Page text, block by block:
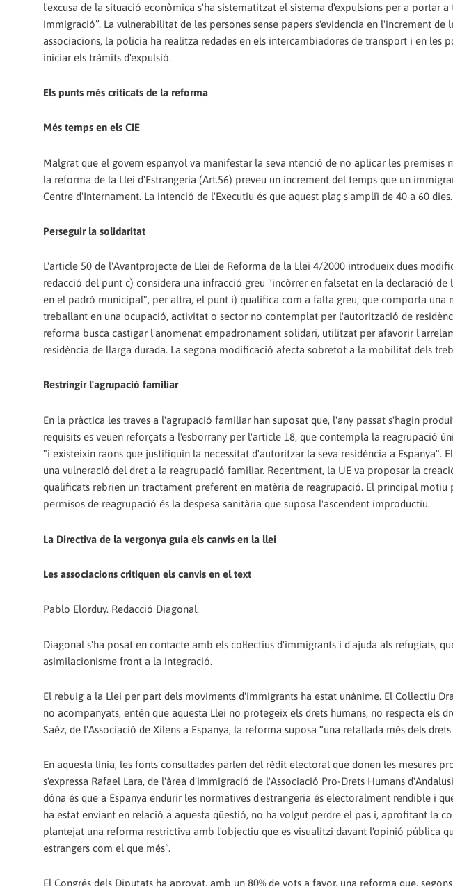
l'excusa de la situació econòmica s'ha sistematitzat el sistema d'expulsions per a portar
immigració”. La vulnerabilitat de les persones sense papers s'evidencia en l'increment de
associacions, la policia ha realitza redades en els intercambiadores de transport i en les
iniciar els tràmits d'expulsió.
Els punts més criticats de la reforma
Més temps en els CIE
Malgrat que el govern espanyol va manifestar la seva ntenció de no aplicar les premises
la reforma de la Llei d'Estrangeria (Art.56) preveu un increment del temps que un
Centre d'Internament. La intenció de l'Executiu és que aquest plaç s'ampliï de 40 a 60 dies.
Perseguir la solidaritat
L'article 50 de l'Avantprojecte de Llei de Reforma de la Llei 4/2000 introdueix dues
redacció del punt c) considera una infracció greu "incòrrer en falsetat en la declaració
en el padró municipal", per altra, el punt i) qualifica com a falta greu, que comporta una
treballant en una ocupació, activitat o sector no contemplat per l'autorització de
reforma busca castigar l'anomenat empadronament solidari, utilitzat per afavorir
residència de llarga durada. La segona modificació afecta sobretot a la mobilitat dels
Restringir l'agrupació familiar
En la pràctica les traves a l'agrupació familiar han suposat que, l'any passat s'hagin
requisits es veuen reforçats a l'esborrany per l'article 18, que contempla la reagrupació
"i existeixin raons que justifiquin la necessitat d'autoritzar la seva residència a Espanya".
una vulneració del dret a la reagrupació familiar. Recentment, la UE va proposar la
qualificats rebrien un tractament preferent en matèria de reagrupació. El principal motiu
permisos de reagrupació és la despesa sanitària que suposa l'ascendent improductiu.
La Directiva de la vergonya guia els canvis en la llei
Les associacions critiquen els canvis en el text
Pablo Elorduy. Redacció Diagonal.
Diagonal s'ha posat en contacte amb els col·lectius d'immigrants i d'ajuda als refugiats,
asimilacionisme front a la integració.
El rebuig a la Llei per part dels moviments d'immigrants ha estat unànime. El Col·lectiu
no acompanyats, entén que aquesta Llei no protegeix els drets humans, no respecta els
Saéz, de l'Associació de Xilens a Espanya, la reforma suposa “una retallada més dels
En aquesta línia, les fonts consultades parlen del rèdit electoral que donen les mesures
s'expressa Rafael Lara, de l'àrea d'immigració de l'Associació Pro-Drets Humans
dóna és que a Espanya endurir les normatives d'estrangeria és electoralment rendible i
ha estat enviant en relació a aquesta qüestió, no ha volgut perdre el pas i, aprofitant la
plantejat una reforma restrictiva amb l'objectiu que es visualitzi davant l'opinió pública
estrangers com el que més”.
El Congrés dels Diputats ha aprovat, amb un 80% de vots a favor, una reforma que,